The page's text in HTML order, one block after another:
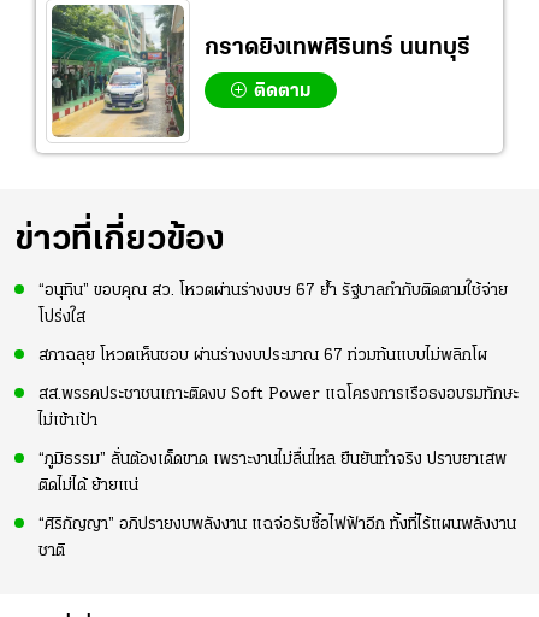
กราดยิงเทพศิรินทร์ นนทบุรี
ติดตาม
ข่าวที่เกี่ยวข้อง
“อนุทิน” ขอบคุณ สว. โหวตผ่านร่างงบฯ 67 ย้ำ รัฐบาลกำกับติดตามใช้จ่าย
โปร่งใส
สภาฉลุย โหวตเห็นชอบ ผ่านร่างงบประมาณ 67 ท่วมท้นแบบไม่พลิกโผ
สส.พรรคประชาชนเกาะติดงบ Soft Power แฉโครงการเรือธงอบรมทักษะ
ไม่เข้าเป้า
“ภูมิธรรม” ลั่นต้องเด็ดขาด เพราะงานไม่ลื่นไหล ยืนยันทำจริง ปราบยาเสพ
ติดไม่ได้ ย้ายแน่
“ศิริกัญญา” อภิปรายงบพลังงาน แฉจ่อรับซื้อไฟฟ้าอีก ทั้งที่ไร้แผนพลังงาน
ชาติ